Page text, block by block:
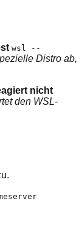
wsl --
Distro ab,
nicht
den WSL-